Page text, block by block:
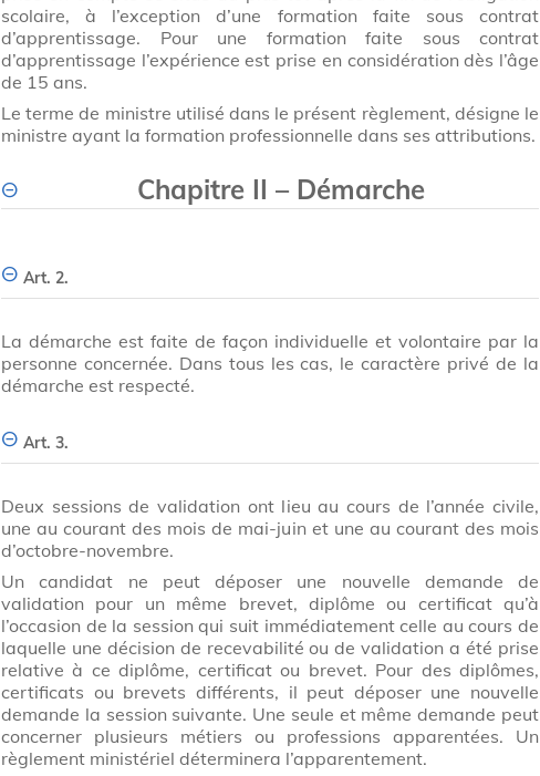
scolaire, à l’exception d’une formation faite sous contrat
d’apprentissage. Pour une formation faite sous contrat
d’apprentissage l’expérience est prise en considération dès l’âge
de 15 ans.
Le terme de ministre utilisé dans le présent règlement, désigne le
ministre ayant la formation professionnelle dans ses attributions.
Chapitre II – Démarche
Art. 2.
La démarche est faite de façon individuelle et volontaire par la
personne concernée. Dans tous les cas, le caractère privé de la
démarche est respecté.
Art. 3.
Deux sessions de validation ont lieu au cours de l’année civile,
une au courant des mois de mai-juin et une au courant des mois
d’octobre-novembre.
Un candidat ne peut déposer une nouvelle demande de
validation pour un même brevet, diplôme ou certificat qu’à
l’occasion de la session qui suit immédiatement celle au cours de
laquelle une décision de recevabilité ou de validation a été prise
relative à ce diplôme, certificat ou brevet. Pour des diplômes,
certificats ou brevets différents, il peut déposer une nouvelle
demande la session suivante. Une seule et même demande peut
concerner plusieurs métiers ou professions apparentées. Un
règlement ministériel déterminera l’apparentement.